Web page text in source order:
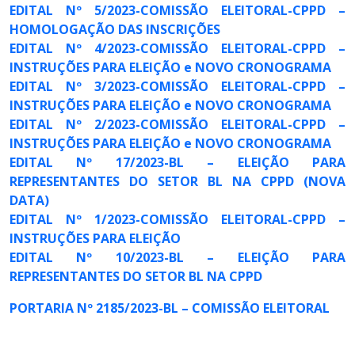
EDITAL Nº 5/2023-COMISSÃO ELEITORAL-CPPD –
HOMOLOGAÇÃO DAS INSCRIÇÕES
EDITAL Nº 4/2023-COMISSÃO ELEITORAL-CPPD –
INSTRUÇÕES PARA ELEIÇÃO e NOVO CRONOGRAMA
EDITAL Nº 3/2023-COMISSÃO ELEITORAL-CPPD –
INSTRUÇÕES PARA ELEIÇÃO e NOVO CRONOGRAMA
EDITAL Nº 2/2023-COMISSÃO ELEITORAL-CPPD –
INSTRUÇÕES PARA ELEIÇÃO e NOVO CRONOGRAMA
EDITAL Nº 17/2023-BL – ELEIÇÃO PARA
REPRESENTANTES DO SETOR BL NA CPPD (NOVA
DATA)
EDITAL Nº 1/2023-COMISSÃO ELEITORAL-CPPD –
INSTRUÇÕES PARA ELEIÇÃO
EDITAL Nº 10/2023-BL – ELEIÇÃO PARA
REPRESENTANTES DO SETOR BL NA CPPD
PORTARIA Nº 2185/2023-BL – COMISSÃO ELEITORAL